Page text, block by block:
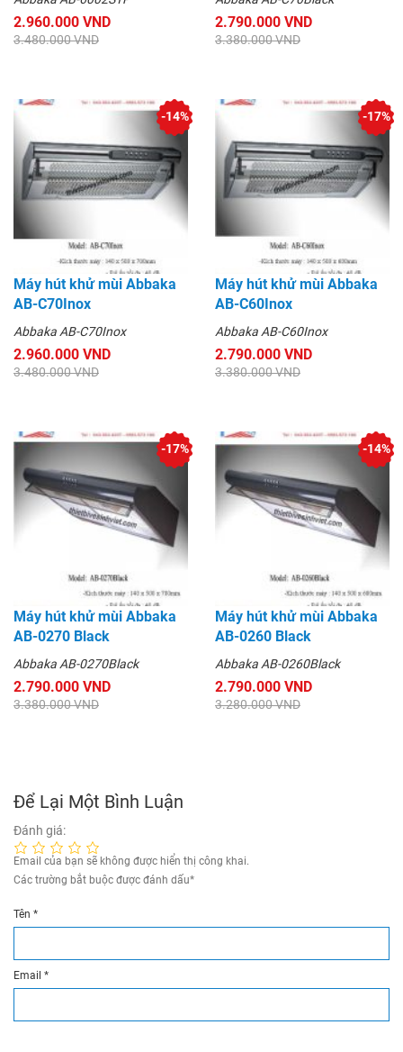
2.960.000 VND
3.480.000 VND
2.790.000 VND
3.380.000 VND
Máy hút khử mùi Abbaka
AB-C70Inox
Abbaka AB-C70Inox
2.960.000 VND
3.480.000 VND
-14%
Máy hút khử mùi Abbaka
AB-C60Inox
Abbaka AB-C60Inox
2.790.000 VND
3.380.000 VND
-17%
Máy hút khử mùi Abbaka
AB-0270 Black
Abbaka AB-0270Black
2.790.000 VND
3.380.000 VND
-17%
Máy hút khử mùi Abbaka
AB-0260 Black
Abbaka AB-0260Black
2.790.000 VND
3.280.000 VND
-14%
Để Lại Một Bình Luận
Đánh giá:
Email của bạn sẽ không được hiển thị công khai.
Các trường bắt buộc được đánh dấu*
Tên *
Email *